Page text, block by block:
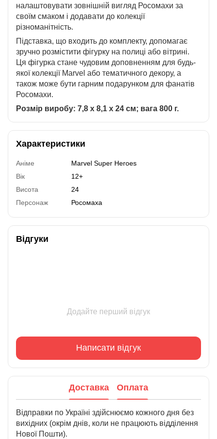
налаштовувати зовнішній вигляд Росомахи за
своїм смаком і додавати до колекції
різноманітність.
Підставка, що входить до комплекту, допомагає
зручно розмістити фігурку на полиці або вітрині.
Ця фігурка стане чудовим доповненням для будь-
якої колекції Marvel або тематичного декору, а
також може бути гарним подарунком для фанатів
Росомахи.
Розмір виробу: 7,8 х 8,1 х 24 см; вага 800 г.
Характеристики
Аніме
Marvel Super Heroes
Вік
12+
Висота
24
Персонаж
Росомаха
Відгуки
Додайте перший відгук
Написати відгук
Доставка Оплата
Відправки по Україні здійснюємо кожного дня без
вихідних (окрім днів, коли не працюють відділення
Нової Пошти).